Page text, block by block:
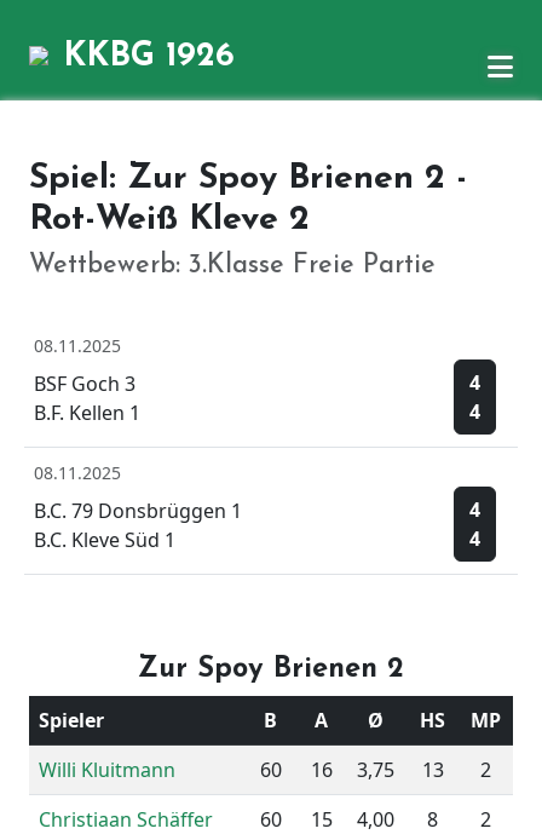
KKBG 1926
Spiel: Zur Spoy Brienen 2 -
Rot-Weiß Kleve 2
Wettbewerb: 3.Klasse Freie Partie
08.11.2025
BSF Goch 3
B.F. Kellen 1
4
4
08.11.2025
B.C. 79 Donsbrüggen 1
B.C. Kleve Süd 1
4
4
Zur Spoy Brienen 2
Spieler B A Ø HS
MP
Willi Kluitmann
60 16 3,75 13
2
Christiaan Schäffer
60 15 4,00 8
2